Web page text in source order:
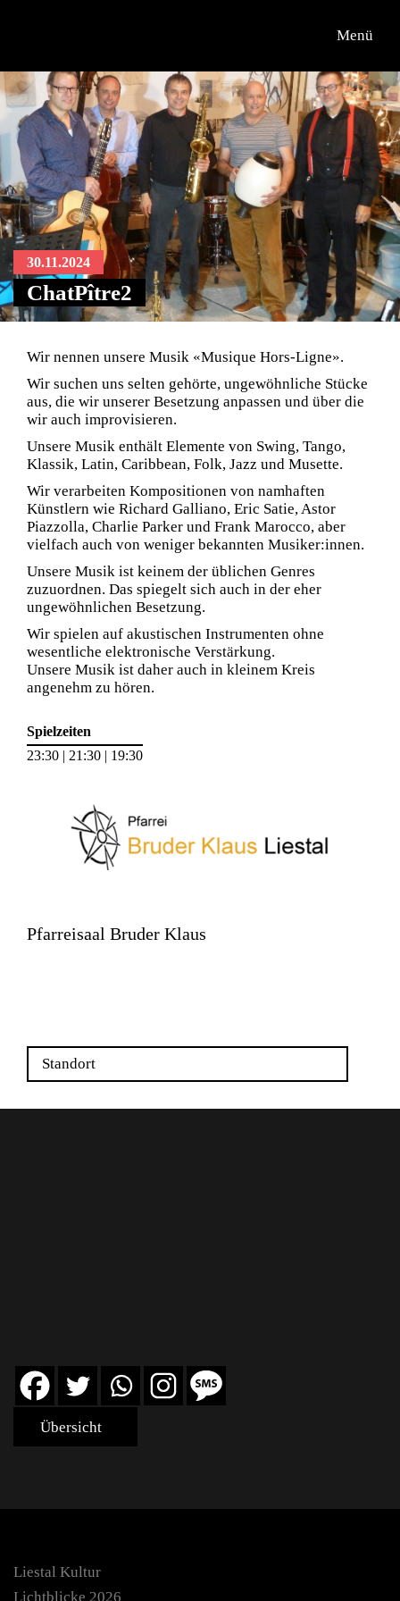
Menü
30.11.2024
ChatPître2
Wir nennen unsere Musik «Musique Hors-Ligne».
Wir suchen uns selten gehörte, ungewöhnliche Stücke
aus, die wir unserer Besetzung anpassen und über die
wir auch improvisieren.
Unsere Musik enthält Elemente von Swing, Tango,
Klassik, Latin, Caribbean, Folk, Jazz und Musette.
Wir verarbeiten Kompositionen von namhaften
Künstlern wie Richard Galliano, Eric Satie, Astor
Piazzolla, Charlie Parker und Frank Marocco, aber
vielfach auch von weniger bekannten Musiker:innen.
Unsere Musik ist keinem der üblichen Genres
zuzuordnen. Das spiegelt sich auch in der eher
ungewöhnlichen Besetzung.
Wir spielen auf akustischen Instrumenten ohne
wesentliche elektronische Verstärkung.
Unsere Musik ist daher auch in kleinem Kreis
angenehm zu hören.
Spielzeiten
23:30 | 21:30 | 19:30
Pfarreisaal Bruder Klaus
Standort
Übersicht
Liestal Kultur
Lichtblicke 2026